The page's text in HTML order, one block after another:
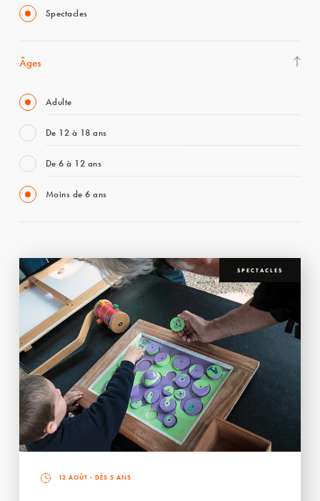
Spectacles
Âges
Adulte
De 12 à 18 ans
De 6 à 12 ans
Moins de 6 ans
SPECTACLES
12 AOÛT - DÈS 5 ANS